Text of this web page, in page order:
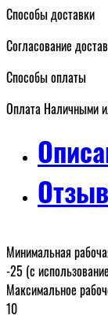
Способы доставки
Согласование
Способы оплаты
Оплата Наличными
Минимальная
-25 (с
Максимальное
10